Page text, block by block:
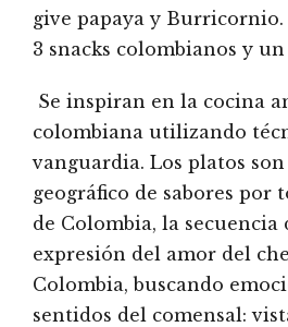
give papaya y
3 snacks colombianos y
Se inspiran en la cocina
colombiana utilizando
vanguardia. Los platos
geográfico de sabores por
de Colombia, la secuencia
expresión del amor del
Colombia, buscando
sentidos del comensal: